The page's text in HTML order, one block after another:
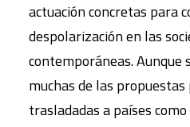
actuación concretas para
despolarización en las
contemporáneas. Aunque
muchas de las
trasladadas a países